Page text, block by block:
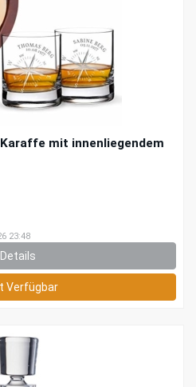
Karaffe mit innenliegendem
23:48
Details
Verfügbar